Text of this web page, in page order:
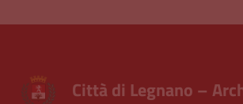
Città di Legnano –